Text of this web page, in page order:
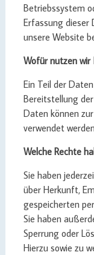
Betriebssystem
Erfassung dieser
unsere Website
Wofür nutzen wir
Ein Teil der
Bereitstellung
Daten können
verwendet
Welche Rechte
Sie haben
über Herkunft,
gespeicherten
Sie haben
Sperrung oder
Hierzu sowie zu